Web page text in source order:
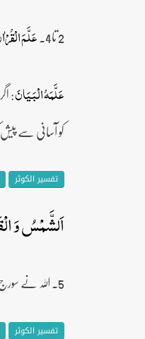
2 تا4۔ عَلَّمَ
عَلَّمَہُ الۡبَیَانَ:
کو آسانی سے پیش
تفسیر الکوثر
اَلشَّمۡسُ وَ
5۔ اللہ نے سورج اور چاند دونوں کو ایک باقاعدہ نظام کا پابند بنایا ہے۔ یہ دونوں سرمو اس کی مخالفت نہیں کر سکتے۔
تفسیر الکوثر